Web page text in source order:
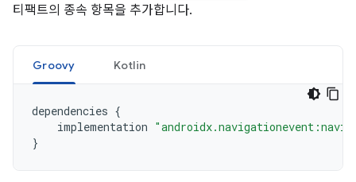
티팩트의 종속 항목을 추가합니다.
Groovy Kotlin
dependencies {
implementation
}